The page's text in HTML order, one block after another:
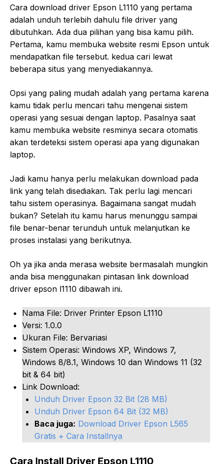
Cara download driver Epson L1110 yang pertama
adalah unduh terlebih dahulu file driver yang
dibutuhkan. Ada dua pilihan yang bisa kamu pilih.
Pertama, kamu membuka website resmi Epson untuk
mendapatkan file tersebut. kedua cari lewat
beberapa situs yang menyediakannya.
Opsi yang paling mudah adalah yang pertama karena
kamu tidak perlu mencari tahu mengenai sistem
operasi yang sesuai dengan laptop. Pasalnya saat
kamu membuka website resminya secara otomatis
akan terdeteksi sistem operasi apa yang digunakan
laptop.
Jadi kamu hanya perlu melakukan download pada
link yang telah disediakan. Tak perlu lagi mencari
tahu sistem operasinya. Bagaimana sangat mudah
bukan? Setelah itu kamu harus menunggu sampai
file benar-benar terunduh untuk melanjutkan ke
proses instalasi yang berikutnya.
Oh ya jika anda merasa website bermasalah mungkin
anda bisa menggunakan pintasan link download
driver epson l1110 dibawah ini.
Nama File: Driver Printer Epson L1110
Versi: 1.0.0
Ukuran File: Bervariasi
Sistem Operasi: Windows XP, Windows 7,
Windows 8/8.1, Windows 10 dan Windows 11 (32
bit & 64 bit)
Link Download:
Unduh Driver Epson 32 Bit (28 MB)
Unduh Driver Epson 64 Bit (32 MB)
Baca juga: Download Driver Epson L565
Gratis + Cara Installnya
Cara Install Driver Epson L1110